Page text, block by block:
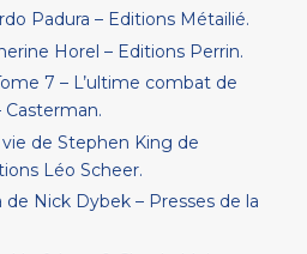
Padura – Editions Métailié.
Horel – Editions Perrin.
7 – L’ultime combat de
de Stephen King de
Léo Scheer.
Nick Dybek – Presses de la